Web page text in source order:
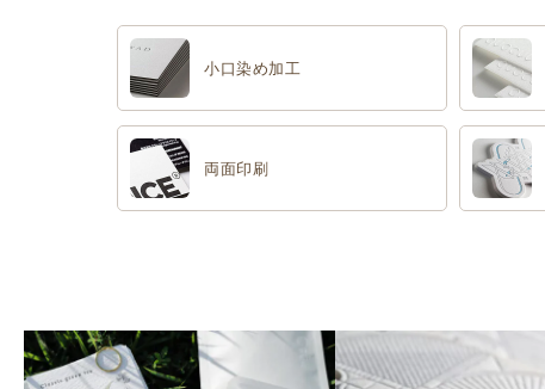
小口染め加工
両面印刷